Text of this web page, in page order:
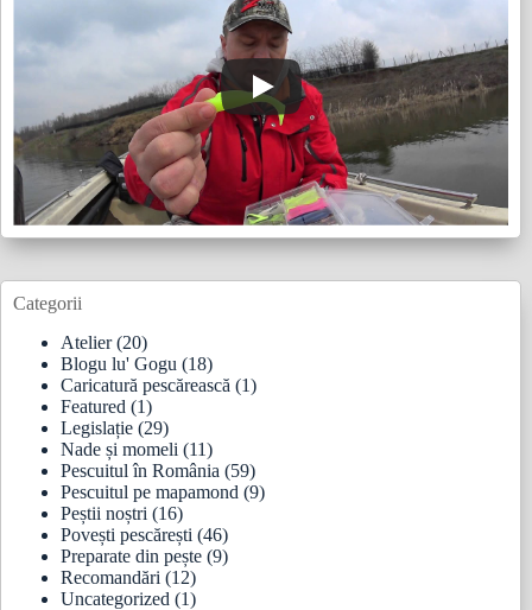
Categorii
Atelier(20)
Blogu lu' Gogu (18)
Caricatură pescărească (1)
Featured (1)
Legislație (29)
Nade și momeli (11)
Pescuitul în România (59)
Pescuitul pe mapamond (9)
Peștii noștri (16)
Povești pescărești (46)
Preparate din pește (9)
Recomandări (12)
Uncategorized (1)